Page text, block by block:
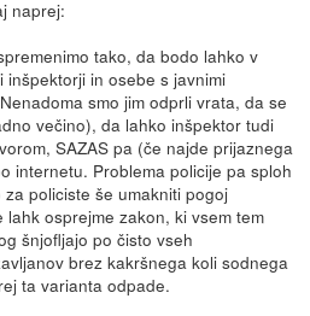
naprej:
tako, da bodo lahko v
in osebe s javnimi
smo jim odprli vrata, da se
večino), da lahko inšpektor tudi
SAZAS pa (če najde prijaznega
internetu. Problema policije pa sploh
policiste še umakniti pogoj
osprejme zakon, ki vsem tem
šnjofljajo po čisto vseh
brez kakršnega koli sodnega
ta varianta odpade.